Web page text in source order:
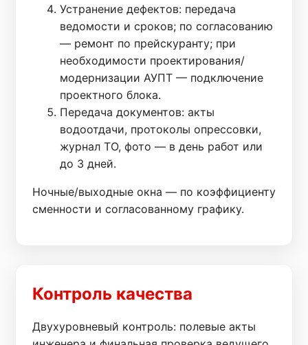
Устранение дефектов: передача
ведомости и сроков; по согласованию
— ремонт по прейскуранту; при
необходимости проектирования/
модернизации АУПТ — подключение
проектного блока.
Передача документов: акты
водоотдачи, протоколы опрессовки,
журнал ТО, фото — в день работ или
до 3 дней.
Ночные/выходные окна — по коэффициенту
сменности и согласованному графику.
Контроль качества
Двухуровневый контроль: полевые акты